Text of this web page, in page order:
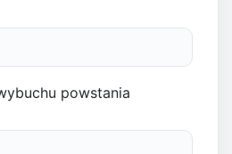
powstania